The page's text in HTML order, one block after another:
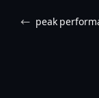
← peak